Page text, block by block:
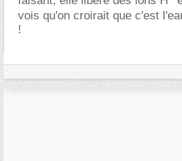
vois qu'on croirait que c'est
!